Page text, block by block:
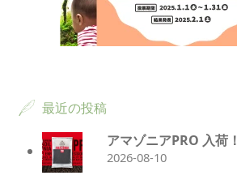
最近の投稿
アマゾニアPRO 入荷！
2026-08-10